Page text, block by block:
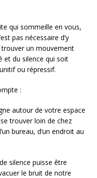
qui sommeille en vous,
pas nécessaire d’y
un mouvement
et du silence qui soit
ou répressif.
:
autour de votre espace
trouver loin de chez
bureau, d’un endroit au
silence puisse être
le bruit de notre